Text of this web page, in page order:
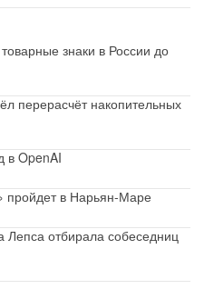
знаки в России до
перерасчёт накопительных
в OpenAI
пройдет в Нарьян-Маре
Лепса отбирала собеседниц